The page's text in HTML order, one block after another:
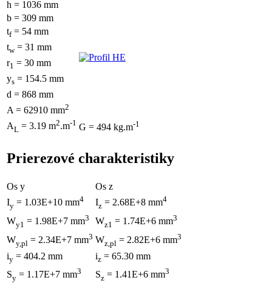
h = 1036 mm
b = 309 mm
tf= 54 mm
tw= 31 mm
r1 = 30 mm
ys = 154.5 mm
d = 868 mm
A = 62910 mm2
AL = 3.19 m2.m-1 G = 494 kg.m-1
Prierezové charakteristiky
Os y
Os z
Iy = 1.03E+10 mm4 Iz = 2.68E+8 mm4
Wy1 = 1.98E+7 mm3 Wz1 = 1.74E+6 mm3
Wy,pl = 2.34E+7 mm3 Wz,pl = 2.82E+6 mm3
iy = 404.2 mm iz = 65.30 mm
Sy = 1.17E+7 mm3 Sz = 1.41E+6 mm3